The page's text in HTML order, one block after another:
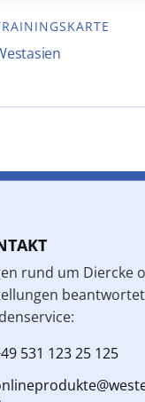
rund um Diercke
531 123 25 125